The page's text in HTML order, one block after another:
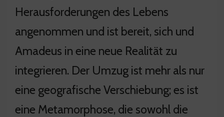
Herausforderungen des Lebens
angenommen und ist bereit, sich und
Amadeus in eine neue Realität zu
integrieren. Der Umzug ist mehr als nur
eine geografische Verschiebung; es ist
eine Metamorphose, die sowohl die